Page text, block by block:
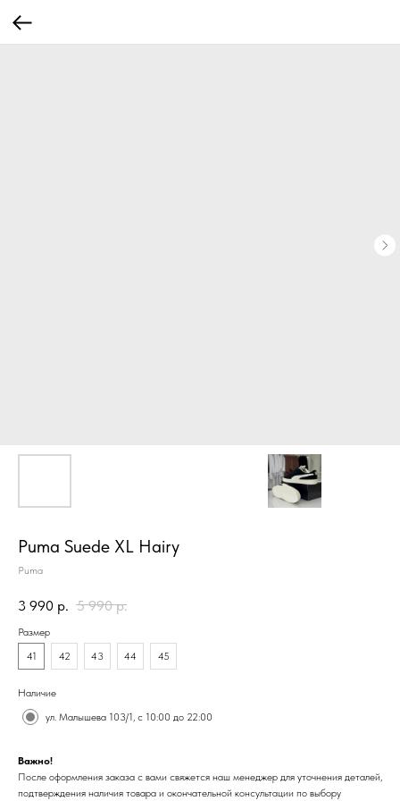
Puma Suede XL Hairy
Puma
3 990 р. 5 990 р.
Размер
41
42 43 44 45
Наличие
ул. Малышева 103/1, с 10:00 до 22:00
Важно!
После оформления заказа с вами свяжется наш менеджер для уточнения деталей,
подтверждения наличия товара и окончательной консультации по выбору